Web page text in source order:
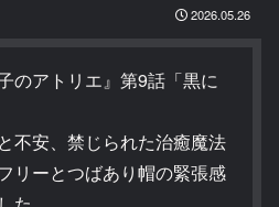
2026.05.26
のアトリエ』第9話「黒に
不安、禁じられた治癒魔法
リーとつばあり帽の緊張感